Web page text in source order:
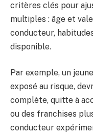
critères clés pour
multiples : âge et
conducteur,
disponible.
Par exemple, un
exposé au risque,
complète, quitte à
ou des franchises
conducteur